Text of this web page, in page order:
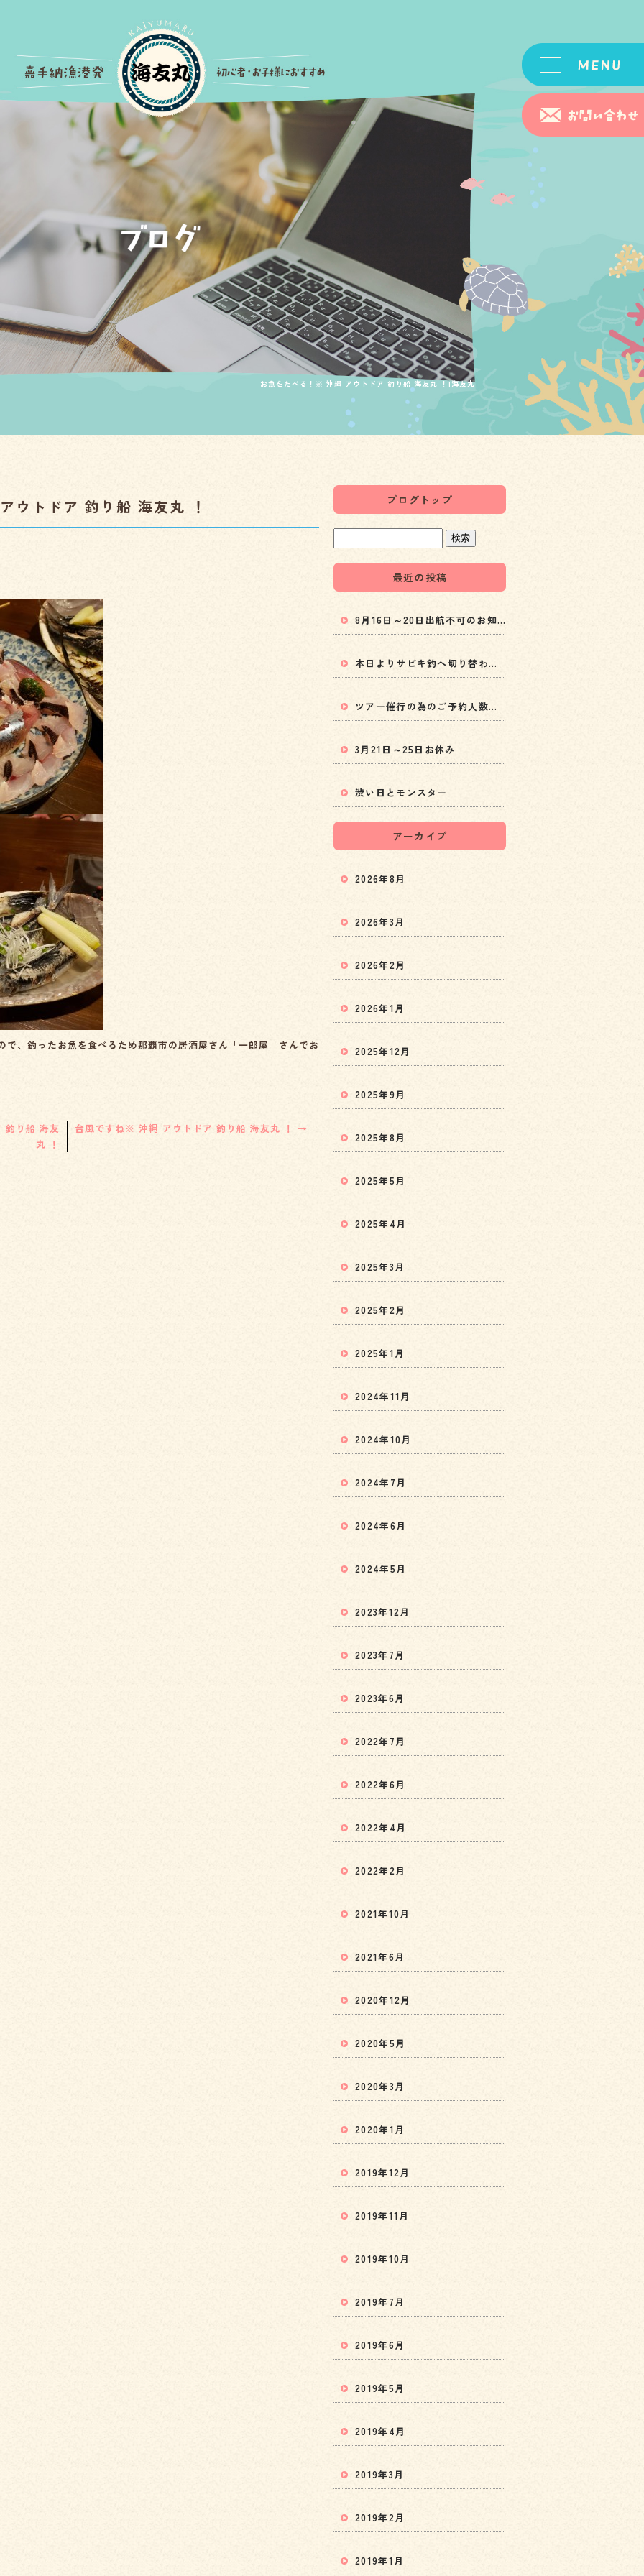
お魚をたべる！※ 沖縄 アウトドア 釣り船 海友丸 ！|海友丸
ウトドア 釣り船 海友丸 ！
で、釣ったお魚を食べるため那覇市の居酒屋さん「一郎屋」さんでお
釣り船 海友
丸 ！
台風ですね※ 沖縄 アウトドア 釣り船 海友丸 ！ →
ブログトップ
最近の投稿
8月16日～20日出航不可のお知らせ
本日よりサビキ釣へ切り替わります！
ツアー催行の為のご予約人数変更と5月以降の料金値上げのお知らせ
3月21日～25日お休み
渋い日とモンスター
アーカイブ
2026年8月
2026年3月
2026年2月
2026年1月
2025年12月
2025年9月
2025年8月
2025年5月
2025年4月
2025年3月
2025年2月
2025年1月
2024年11月
2024年10月
2024年7月
2024年6月
2024年5月
2023年12月
2023年7月
2023年6月
2022年7月
2022年6月
2022年4月
2022年2月
2021年10月
2021年6月
2020年12月
2020年5月
2020年3月
2020年1月
2019年12月
2019年11月
2019年10月
2019年7月
2019年6月
2019年5月
2019年4月
2019年3月
2019年2月
2019年1月